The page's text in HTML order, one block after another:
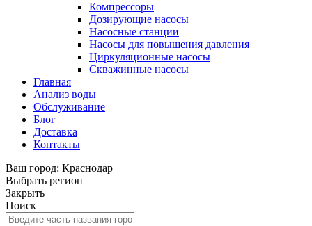
Компрессоры
Дозирующие насосы
Насосные станции
Насосы для повышения давления
Циркуляционные насосы
Скважинные насосы
Главная
Анализ воды
Обслуживание
Блог
Доставка
Контакты
Ваш город: Краснодар
Выбрать регион
Закрыть
Поиск